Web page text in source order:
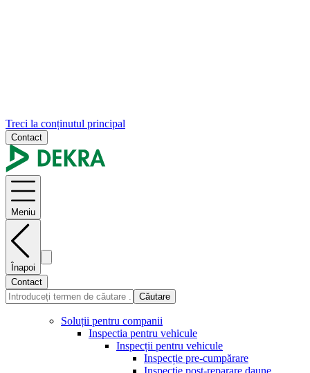
Treci la conținutul principal
Contact
Meniu
Înapoi
Contact
Căutare
Soluții pentru companii
Inspectia pentru vehicule
Inspecții pentru vehicule
Inspecție pre-cumpărare
Inspecție post-reparare daune